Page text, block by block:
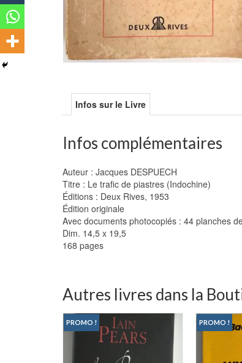
Infos sur le Livre
Infos complémentaires
Auteur : Jacques DESPUECH
Titre : Le trafic de piastres (Indochine)
Éditions : Deux Rives, 1953
Édition originale
Avec documents photocopiés : 44 planches
Dim. 14,5 x 19,5
168 pages
Autres livres dans la
PROMO ! PROMO !